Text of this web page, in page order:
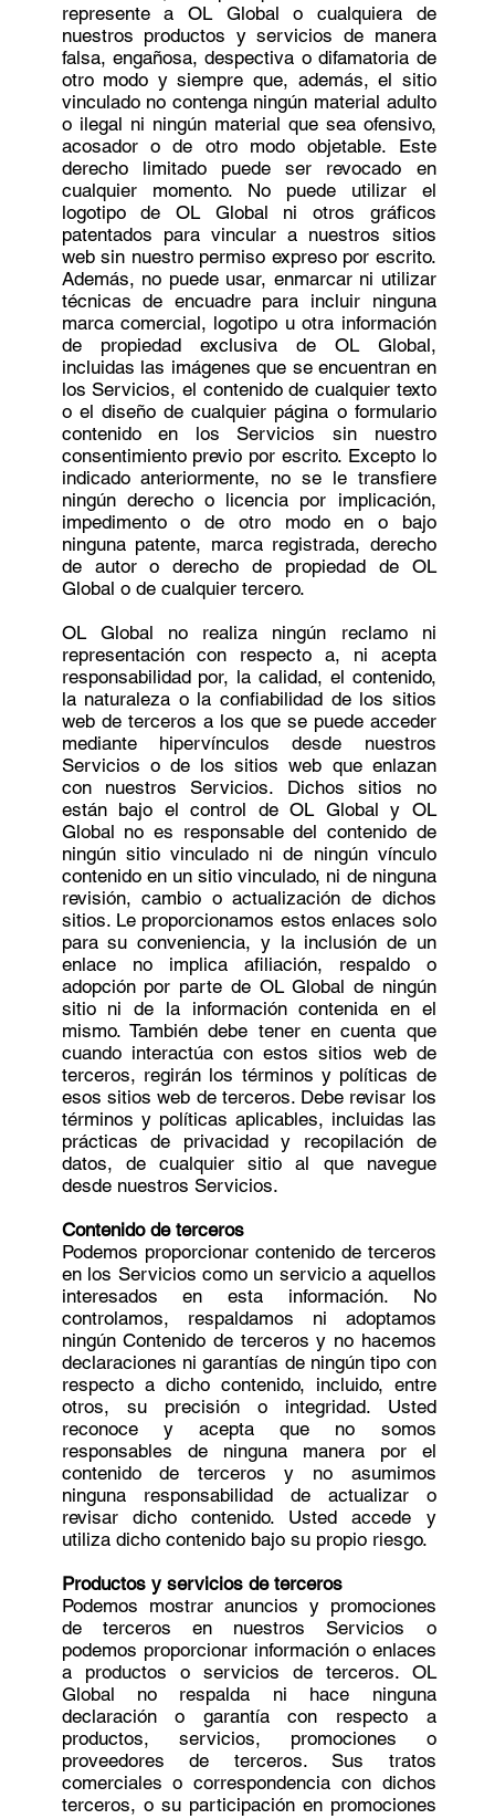
represente a OL Global o cualquiera de
nuestros productos y servicios de manera
falsa, engañosa, despectiva o difamatoria de
otro modo y siempre que, además, el sitio
vinculado no contenga ningún material adulto
o ilegal ni ningún material que sea ofensivo,
acosador o de otro modo objetable. Este
derecho limitado puede ser revocado en
cualquier momento. No puede utilizar el
logotipo de OL Global ni otros gráficos
patentados para vincular a nuestros sitios
web sin nuestro permiso expreso por escrito.
Además, no puede usar, enmarcar ni utilizar
técnicas de encuadre para incluir ninguna
marca comercial, logotipo u otra información
de propiedad exclusiva de OL Global,
incluidas las imágenes que se encuentran en
los Servicios, el contenido de cualquier texto
o el diseño de cualquier página o formulario
contenido en los Servicios sin nuestro
consentimiento previo por escrito. Excepto lo
indicado anteriormente, no se le transfiere
ningún derecho o licencia por implicación,
impedimento o de otro modo en o bajo
ninguna patente, marca registrada, derecho
de autor o derecho de propiedad de OL
Global o de cualquier tercero.
OL Global no realiza ningún reclamo ni
representación con respecto a, ni acepta
responsabilidad por, la calidad, el contenido,
la naturaleza o la confiabilidad de los sitios
web de terceros a los que se puede acceder
mediante hipervínculos desde nuestros
Servicios o de los sitios web que enlazan
con nuestros Servicios. Dichos sitios no
están bajo el control de OL Global y OL
Global no es responsable del contenido de
ningún sitio vinculado ni de ningún vínculo
contenido en un sitio vinculado, ni de ninguna
revisión, cambio o actualización de dichos
sitios. Le proporcionamos estos enlaces solo
para su conveniencia, y la inclusión de un
enlace no implica afiliación, respaldo o
adopción por parte de OL Global de ningún
sitio ni de la información contenida en el
mismo. También debe tener en cuenta que
cuando interactúa con estos sitios web de
terceros, regirán los términos y políticas de
esos sitios web de terceros. Debe revisar los
términos y políticas aplicables, incluidas las
prácticas de privacidad y recopilación de
datos, de cualquier sitio al que navegue
desde nuestros Servicios.
Contenido de terceros
Podemos proporcionar contenido de terceros
en los Servicios como un servicio a aquellos
interesados en esta información. No
controlamos, respaldamos ni adoptamos
ningún Contenido de terceros y no hacemos
declaraciones ni garantías de ningún tipo con
respecto a dicho contenido, incluido, entre
otros, su precisión o integridad. Usted
reconoce y acepta que no somos
responsables de ninguna manera por el
contenido de terceros y no asumimos
ninguna responsabilidad de actualizar o
revisar dicho contenido. Usted accede y
utiliza dicho contenido bajo su propio riesgo.
Productos y servicios de terceros
Podemos mostrar anuncios y promociones
de terceros en nuestros Servicios o
podemos proporcionar información o enlaces
a productos o servicios de terceros. OL
Global no respalda ni hace ninguna
declaración o garantía con respecto a
productos, servicios, promociones o
proveedores de terceros. Sus tratos
comerciales o correspondencia con dichos
terceros, o su participación en promociones